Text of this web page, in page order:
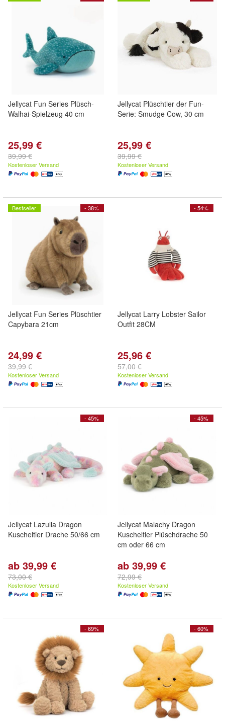
Jellycat Fun Series Plüsch-
Walhai-Spielzeug 40 cm
25,99 €
39,99 €
Kostenloser Versand
Jellycat Plüschtier der Fun-
Serie: Smudge Cow, 30 cm
25,99 €
39,99 €
Kostenloser Versand
- 38%
Bestseller
Jellycat Fun Series Plüschtier
Capybara 21cm
24,99 €
39,99 €
Kostenloser Versand
- 54%
Jellycat Larry Lobster Sailor
Outfit 28CM
25,96 €
57,00 €
Kostenloser Versand
- 45%
Jellycat Lazulia Dragon
Kuscheltier Drache 50/66 cm
ab 39,99 €
73,00 €
Kostenloser Versand
- 45%
Jellycat Malachy Dragon
Kuscheltier Plüschdrache 50
cm oder 66 cm
ab 39,99 €
72,99 €
Kostenloser Versand
- 69% - 60%